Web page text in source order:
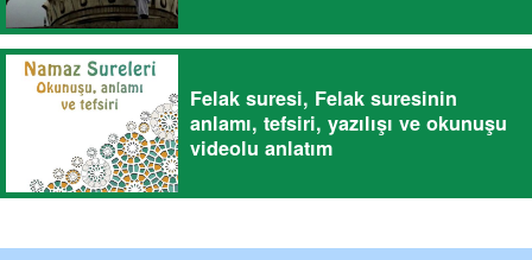
Felak suresi, Felak suresinin
anlamı, tefsiri, yazılışı ve okunuşu
videolu anlatım